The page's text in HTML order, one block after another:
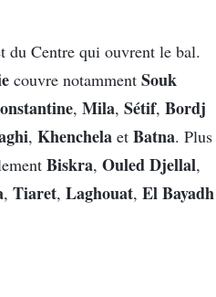
du Centre qui ouvrent le bal.
couvre notamment Souk
, Mila, Sétif, Bordj
, Khenchela et Batna. Plus
Biskra, Ouled Djellal,
, Tiaret, Laghouat, El Bayadh